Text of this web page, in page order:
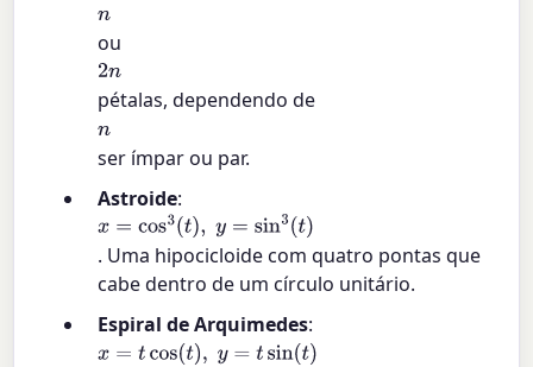
n
ou
2n
pétalas, dependendo de
n
ser ímpar ou par.
Astroide:
x=cos3(t),y=sin3 t)
. Uma hipocicloide com quatro pontas que
cabe dentro de um círculo unitário.
Espiral de Arquimedes:
x=tcos(t),y=tsin(t )